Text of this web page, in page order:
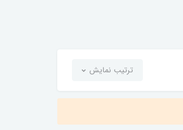
ترتیب نمایش